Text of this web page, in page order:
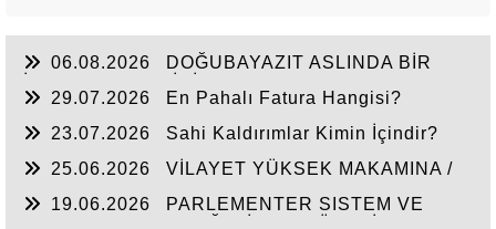
06.08.2026
DOĞUBAYAZIT ASLINDA BİR
29.07.2026
En Pahalı Fatura Hangisi?
23.07.2026
Sahi Kaldırımlar Kimin İçindir?
25.06.2026
VİLAYET YÜKSEK MAKAMINA /
19.06.2026
PARLEMENTER SISTEM VE